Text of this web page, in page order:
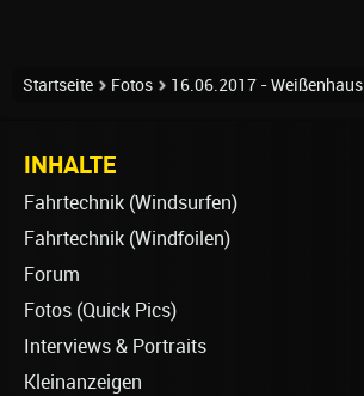
Startseite Fotos 16.06.2017 - Weißenhaus
INHALTE
Fahrtechnik (Windsurfen)
Fahrtechnik (Windfoilen)
Forum
Fotos (Quick Pics)
Interviews & Portraits
Kleinanzeigen